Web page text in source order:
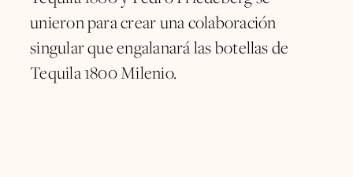
unieron para crear una colaboración
singular que engalanará las botellas de
Tequila 1800 Milenio.